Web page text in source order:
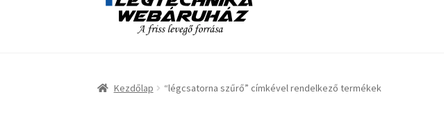
Visszatérítési tájékoztató
Kezdőlap “légcsatorna szűrő” címkével rendelkező termékek